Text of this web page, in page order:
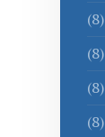
(8)
(8)
(8)
(8)